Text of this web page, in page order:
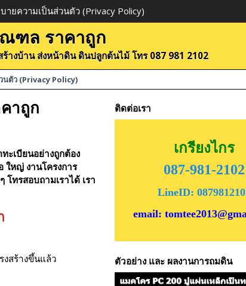
ายความเป็นส่วนตัว (Privacy Policy)
ฑล ราคาถูก
างบ้าน ส่งหน้าดิน ดินปลูกต้นไม้ โทร 087 981 2102
นตัว (Privacy Policy)
าถูก
ะเบียนอย่างถูกต้อง
ใหญ่ งานโครงการ
ทรสอบถามเราได้ เรา
สร้างขึ้นแล้ว
ติดต่อเรา
เกรียงไกร
087-981-2102
LineID:
email:
ตัวอย่าง และ ผลงานการถมดิน